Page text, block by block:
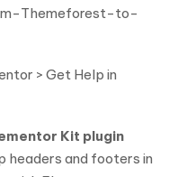
Themeforest-to-
> Get Help in
Kit plugin
headers and footers in